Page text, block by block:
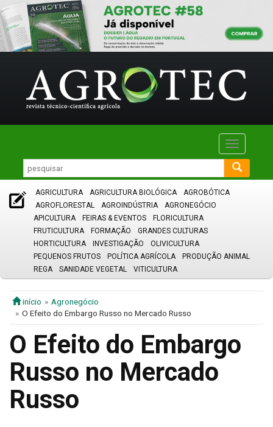
Toggle
AGRICULTURA AGRICULTURA BIOLÓGICA
AGROBÓTICA
AGROFLORESTAL
AGROINDÚSTRIA
AGRONEGÓCIO
APICULTURA
FEIRAS & EVENTOS
FLORICULTURA
FRUTICULTURA
FORMAÇÃO
GRANDES CULTURAS
HORTICULTURA
INVESTIGAÇÃO
OLIVICULTURA
PEQUENOS FRUTOS
POLÍTICA AGRÍCOLA
PRODUÇÃO ANIMAL
REGA
SANIDADE VEGETAL VITICULTURA
início
Agronegócio
O Efeito do Embargo Russo no Mercado Russo
O Efeito do Embargo
Russo no Mercado
Russo